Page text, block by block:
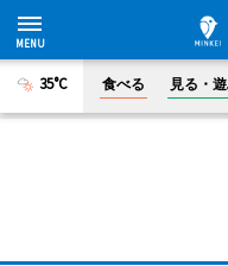
35°C 食べる 見る・